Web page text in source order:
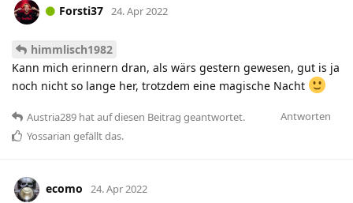
Forsti37 24. Apr 2022
himmlisch1982
Kann mich erinnern dran, als wärs gestern gewesen, gut is ja
noch nicht so lange her, trotzdem eine magische Nacht
Antworten
Austria289 hatauf diesen Beitrag geantwortet.
Yossarian gefällt das.
ecomo 24. Apr 2022